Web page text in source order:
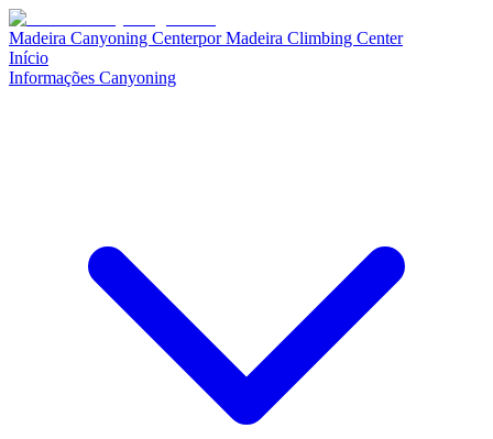
Madeira Canyoning CenterporMadeira Climbing Center
Início
Informações Canyoning